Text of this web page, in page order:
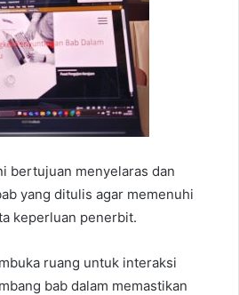
bertujuan menyelaras dan
yang ditulis agar memenuhi
keperluan penerbit.
ruang untuk interaksi
bab dalam memastikan